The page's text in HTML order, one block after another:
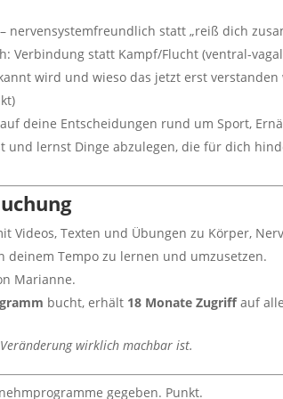
– nervensystemfreundlich statt „reiß dich
Verbindung statt Kampf/Flucht (ventral-
wird und wieso das jetzt erst
deine Entscheidungen rund um Sport,
und lernst Dinge abzulegen, die für dich
Videos, Texten und Übungen zu Körper,
deinem Tempo zu lernen und umzusetzen.
Marianne.
bucht, erhält 18 Monate Zugriffauf
wirklich machbar ist.
gegeben. Punkt.